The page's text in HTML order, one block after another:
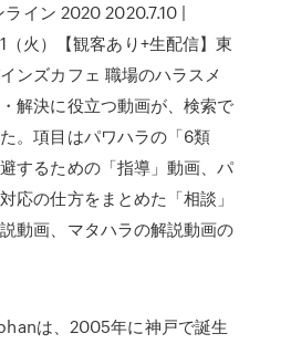
イン 2020 2020.7.10 |
火）【観客あり+生配信】東
ンズカフェ 職場のハラスメ
解決に役立つ動画が、検索で
。項目はパワハラの「6類
するための「指導」動画、パ
応の仕方をまとめた「相談」
動画、マタハラの解説動画の
は、2005年に神戸で誕生